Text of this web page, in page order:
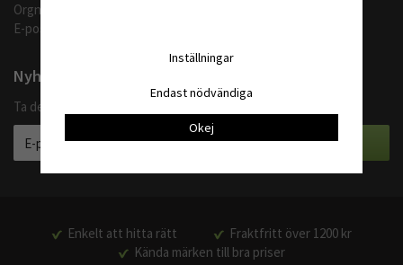
Orgnr: 559062-1370
E-post:
Nyhetsbrev
Ta del av våra bästa erbjudanden och produktnyheter
Enkelt att hitta rätt
Fraktfritt över 1200 kr
Kända märken till bra priser
Inställningar
Endast nödvändiga
Okej